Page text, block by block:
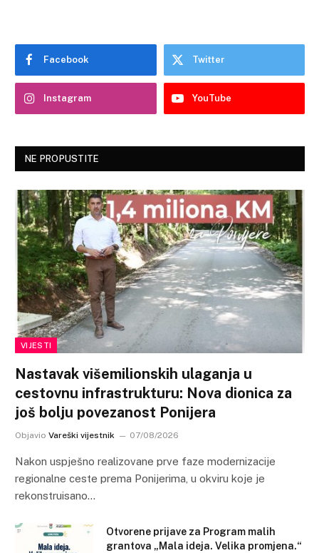
Facebook Twitter
Instagram YouTube
NE PROPUSTITE
VIJESTI
Nastavak višemilionskih ulaganja u
cestovnu infrastrukturu: Nova dionica za
još bolju povezanost Ponijera
Objavio Vareški vijestnik 07/08/2026
Nakon uspješno realizovane prve faze modernizacije
regionalne ceste prema Ponijerima, u okviru koje je
rekonstruisano…
Otvorene prijave za Program malih
grantova „Mala ideja. Velika promjena.“